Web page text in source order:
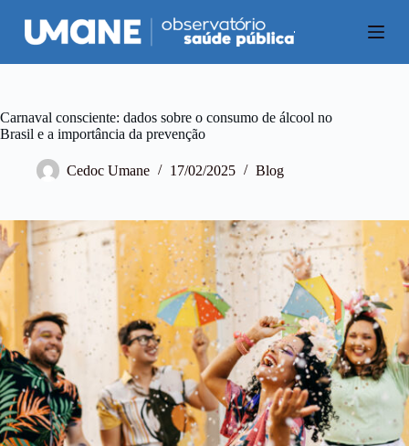
P
u
a
a
r
t
e
ú
Carnaval consciente: dados sobre o consumo de álcool no
Brasil e a importância da prevenção
Cedoc Umane 17/02/2025 Blog